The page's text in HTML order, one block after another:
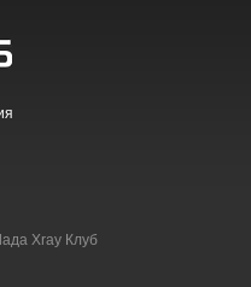
Xray Клуб